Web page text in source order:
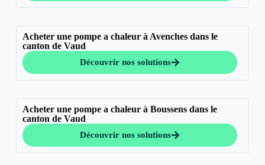
Acheter une pompe a chaleur à Avenches dans le
canton de Vaud
Découvrir nos solutions
Acheter une pompe a chaleur à Boussens dans le
canton de Vaud
Découvrir nos solutions